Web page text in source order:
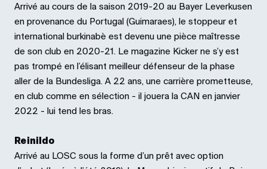
Arrivé au cours de la saison 2019-20 au Bayer Leverkusen
en provenance du Portugal (Guimaraes), le stoppeur et
international burkinabè est devenu une pièce maîtresse
de son club en 2020-21. Le magazine Kicker ne s’y est
pas trompé en l’élisant meilleur défenseur de la phase
aller de la Bundesliga. A 22 ans, une carrière prometteuse,
en club comme en sélection - il jouera la CAN en janvier
2022 - lui tend les bras.
Reinildo
Arrivé au LOSC sous la forme d’un prêt avec option